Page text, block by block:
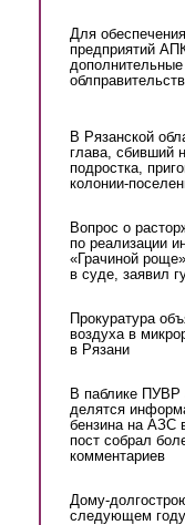
Для
предприятий
В Рязанской
глава, сбивший
подростка,
колонии-
Вопрос о
по реализации
«Грачиной
в суде, заявил
Прокуратура
воздуха в
в Рязани
В паблике ПУВР
делятся
бензина на АЗС
пост собрал
комментариев
Дому-
следующем